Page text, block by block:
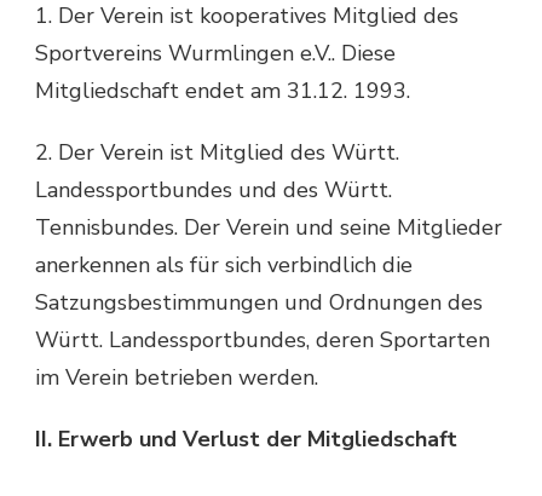
1. Der Verein ist kooperatives Mitglied des
Sportvereins Wurmlingen e.V.. Diese
Mitgliedschaft endet am 31.12. 1993.
2. Der Verein ist Mitglied des Württ.
Landessportbundes und des Württ.
Tennisbundes. Der Verein und seine Mitglieder
anerkennen als für sich verbindlich die
Satzungsbestimmungen und Ordnungen des
Württ. Landessportbundes, deren Sportarten
im Verein betrieben werden.
II. Erwerb und Verlust der Mitgliedschaft